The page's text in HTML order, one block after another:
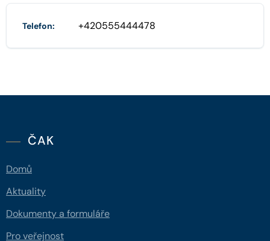
Telefon: +420555444478
ČAK
Domů
Aktuality
Dokumenty a formuláře
Pro veřejnost